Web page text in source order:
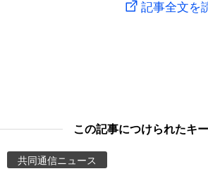
記事全文を
この記事につけられたキ
共同通信ニュース